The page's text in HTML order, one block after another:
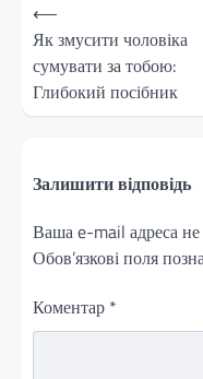
записів
⟵
Як змусити чоловіка
сумувати за тобою:
Глибокий посібник
Залишити відповідь
Ваша e-mail адреса
Обов’язкові поля
Коментар *